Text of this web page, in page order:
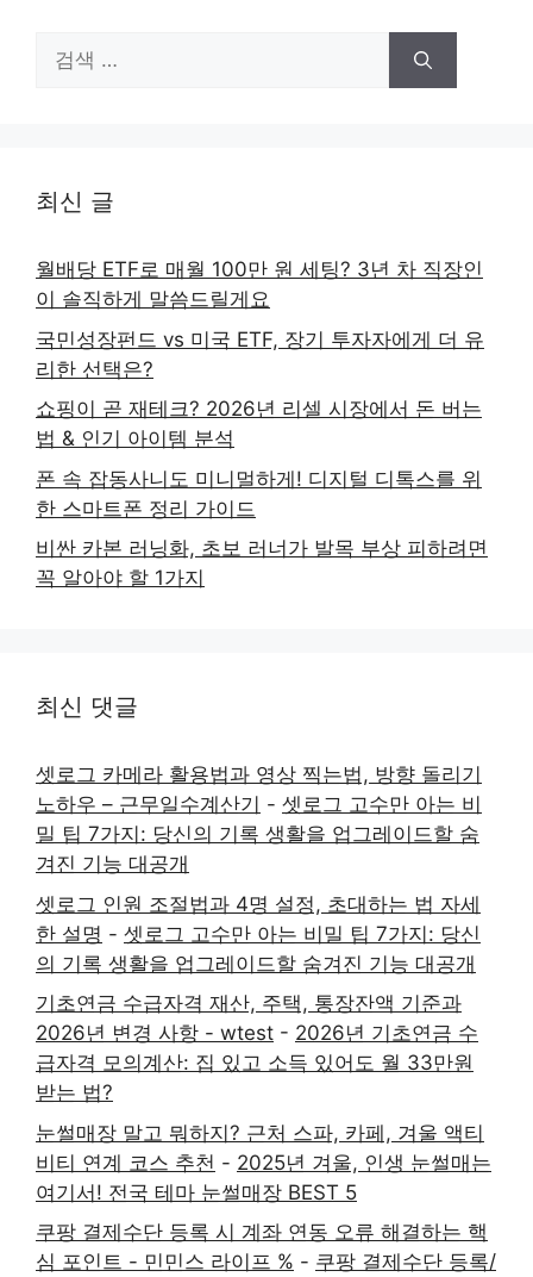
색:
최신 글
월배당 ETF로 매월 100만 원 세팅? 3년 차 직장인
이 솔직하게 말씀드릴게요
국민성장펀드 vs 미국 ETF, 장기 투자자에게 더 유
리한 선택은?
쇼핑이 곧 재테크? 2026년 리셀 시장에서 돈 버는
법 & 인기 아이템 분석
폰 속 잡동사니도 미니멀하게! 디지털 디톡스를 위
한 스마트폰 정리 가이드
비싼 카본 러닝화, 초보 러너가 발목 부상 피하려면
꼭 알아야 할 1가지
최신 댓글
셋로그 카메라 활용법과 영상 찍는법, 방향 돌리기
노하우 – 근무일수계산기 - 셋로그 고수만 아는 비
밀 팁 7가지: 당신의 기록 생활을 업그레이드할 숨
겨진 기능 대공개
셋로그 인원 조절법과 4명 설정, 초대하는 법 자세
한 설명 - 셋로그 고수만 아는 비밀 팁 7가지: 당신
의 기록 생활을 업그레이드할 숨겨진 기능 대공개
기초연금 수급자격 재산, 주택, 통장잔액 기준과
2026년 변경 사항 - wtest - 2026년 기초연금 수
급자격 모의계산: 집 있고 소득 있어도 월 33만원
받는 법?
눈썰매장 말고 뭐하지? 근처 스파, 카페, 겨울 액티
비티 연계 코스 추천 - 2025년 겨울, 인생 눈썰매는
여기서! 전국 테마 눈썰매장 BEST 5
쿠팡 결제수단 등록 시 계좌 연동 오류 해결하는 핵
심 포인트 - 민민스 라이프 % - 쿠팡 결제수단 등록/